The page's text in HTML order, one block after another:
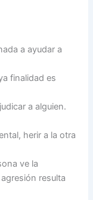
a ayudar a
finalidad es
a alguien.
herir a la otra
ve la
resulta